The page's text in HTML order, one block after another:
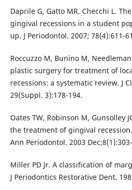
Daprile G, Gatto MR, Checchi L.
gingival recessions in a student
up. J Periodontol. 2007; 78(4):611-
Roccuzzo M, Bunino M,
plastic surgery for treatment of
recessions: a systematic review. J
29(Suppl. 3):178-194.
Oates TW, Robinson M, Gunsolley
the treatment of gingival
Ann Periodontol. 2003
Miller PD Jr. A classification of
J Periodontics Restorative Dent.